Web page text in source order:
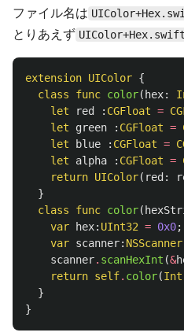
ファイル名は
とりあえず UIColor+Hex.swift
extension UIColor {
class
func color( hex:
let
red : CGFloat =
let
green : CGFloat =
let
blue : CGFloat =
let
alpha : CGFloat =
return UIColor( red :
}
class
func color(
var
hex: UInt32 = 0x0;
var scanner: NSScanner
scanner. scanHexInt (&
return self. color(Int
}
}